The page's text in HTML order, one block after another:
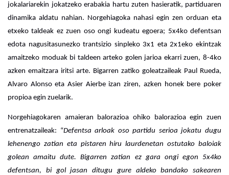
jokalariarekin jokatzeko erabakia hartu zuten hasieratik, partiduaren
dinamika aldatu nahian. Norgehiagoka nahasi egin zen orduan eta
etxeko taldeak ez zuen oso ongi kudeatu egoera; 5x4ko defentsan
edota nagusitasunezko trantsizio sinpleko 3x1 eta 2x1eko ekintzak
amaitzeko moduak bi taldeen arteko golen jarioa ekarri zuen, 8-4ko
azken emaitzara iritsi arte. Bigarren zatiko goleatzaileak Paul Rueda,
Alvaro Alonso eta Asier Aierbe izan ziren, azken honek bere poker
propioa egin zuelarik.
Norgehiagokaren amaieran balorazioa ohiko balorazioa egin zuen
entrenatzaileak: “Defentsa arloak oso partidu serioa jokatu dugu
lehenengo zatian eta pistaren hiru laurdenetan ostutako baloiak
golean amaitu dute. Bigarren zatian ez gara ongi egon 5x4ko
defentsan, bi gol jasan ditugu gure aldeko bandako sakearen